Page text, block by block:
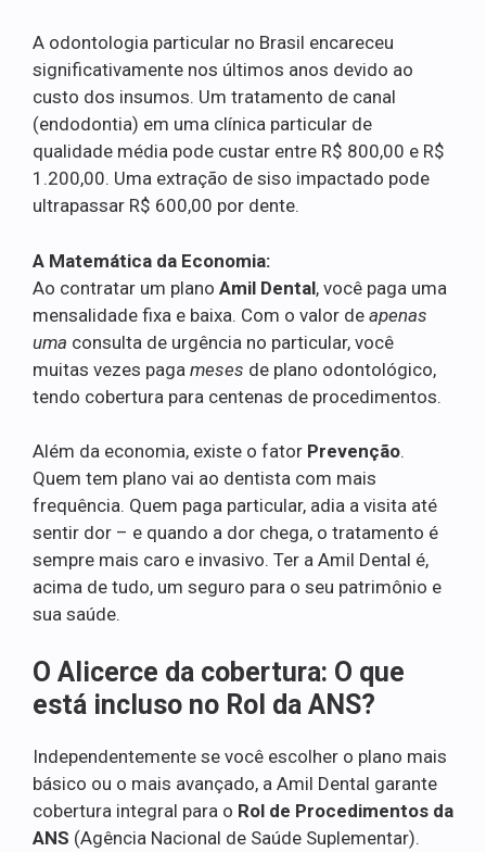
A odontologia particular no Brasil encareceu
significativamente nos últimos anos devido ao
custo dos insumos. Um tratamento de canal
(endodontia) em uma clínica particular de
qualidade média pode custar entre R$ 800,00 e R$
1.200,00. Uma extração de siso impactado pode
ultrapassar R$ 600,00 por dente.
A Matemática da Economia:
Ao contratar um plano Amil Dental, você paga uma
mensalidade fixa e baixa. Com o valor de apenas
uma consulta de urgência no particular, você
muitas vezes paga meses de plano odontológico,
tendo cobertura para centenas de procedimentos.
Além da economia, existe o fator Prevenção.
Quem tem plano vai ao dentista com mais
frequência. Quem paga particular, adia a visita até
sentir dor – e quando a dor chega, o tratamento é
sempre mais caro e invasivo. Ter a Amil Dental é,
acima de tudo, um seguro para o seu patrimônio e
sua saúde.
O Alicerce da cobertura: O que
está incluso no Rol da ANS?
Independentemente se você escolher o plano mais
básico ou o mais avançado, a Amil Dental garante
cobertura integral para o Rol de Procedimentos da
ANS (Agência Nacional de Saúde Suplementar).